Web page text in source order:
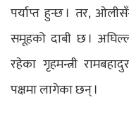
पर्याप्त हुन्छ । तर,
समूहको दाबी छ ।
रहेका गृहमन्त्री
पक्षमा लागेका छन् ।